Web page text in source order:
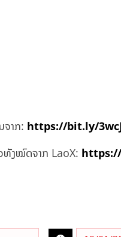
ຈາກ: https://bit.ly/
ທັງໝົດຈາກ LaoX: